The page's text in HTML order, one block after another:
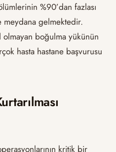
%90’dan fazlası
gelmektedir.
olmayan boğulma yükünün
hasta hastane başvurusu
kritik bir